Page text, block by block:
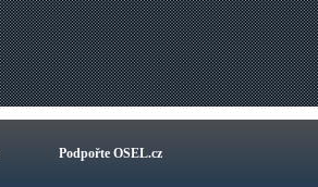
Podpořte OSEL.cz